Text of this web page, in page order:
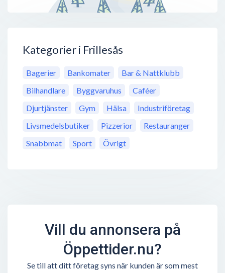
Kategorier i Frillesås
Bagerier Bankomater
Bar & Nattklubb
Bilhandlare
Byggvaruhus
Caféer
Djurtjänster
Gym Hälsa
Industriföretag
Livsmedelsbutiker
Pizzerior
Restauranger
Snabbmat
Sport Övrigt
Vill du annonsera på
Öppettider.nu?
Se till att ditt företag syns när kunden är som mest